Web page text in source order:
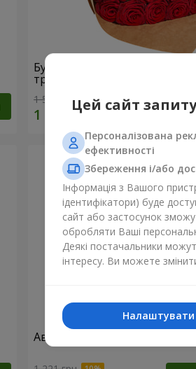
Букет в ЕКО упаковці "15
троянд"
1 528 грн
Авторський букет "11 білих
Цей сайт
Персоналізована
ефективності
Збереження і/або
Інформація з Вашого
ідентифікатори) буде
сайт або застосунок
обробляти Ваші
Деякі постачальники
інтересу. Ви можете
Налаштувати